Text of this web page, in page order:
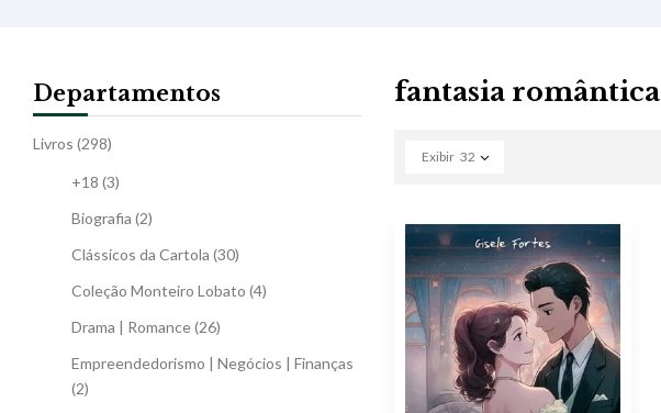
Departamentos
Livros (298)
+18 (3)
Biografia (2)
Clássicos da Cartola (30)
Coleção Monteiro Lobato (4)
Drama | Romance(26)
Empreendedorismo | Negócios | Finanças
(2)
fantasia romântica
Exibir 32